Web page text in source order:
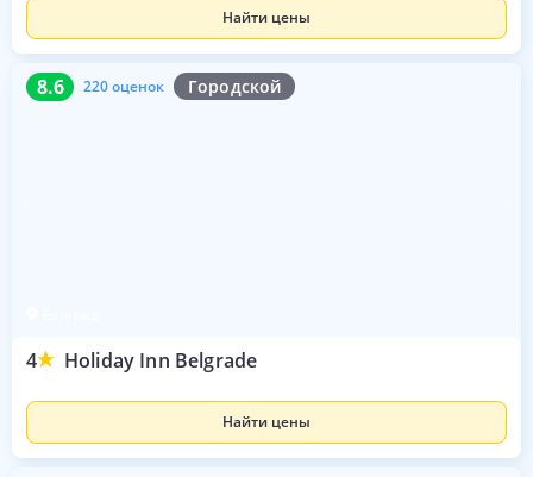
Найти цены
8.6 220 оценок Городской
4 Holiday Inn Belgrade
8.6 220 оценок
Найти цены